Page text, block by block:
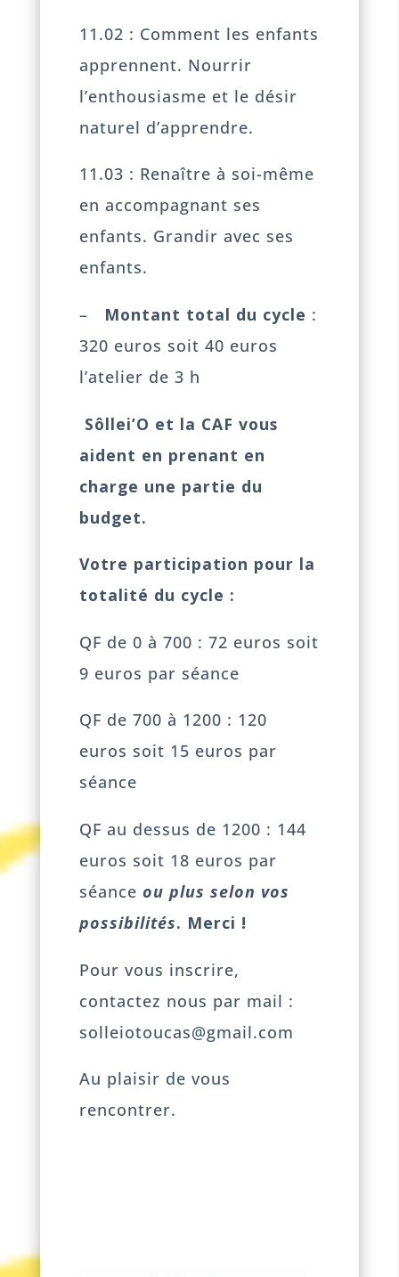
11.02 : Comment les enfants
apprennent. Nourrir
l’enthousiasme et le désir
naturel d’apprendre.
11.03 : Renaître à soi-même
en accompagnant ses
enfants. Grandir avec ses
enfants.
– Montant total du cycle :
320 euros soit 40 euros
l’atelier de 3 h
Sôllei’O et la CAF vous
aident en prenant en
charge une partie du
budget.
Votre participation pour la
totalité du cycle :
QF de 0 à 700 : 72 euros soit
9 euros par séance
QF de 700 à 1200 : 120
euros soit 15 euros par
séance
QF au dessus de 1200 : 144
euros soit 18 euros par
séanceou plus selon vos
possibilités. Merci !
Pour vous inscrire,
contactez nous par mail :
solleiotoucas@gmail.com
Au plaisir de vous
rencontrer.